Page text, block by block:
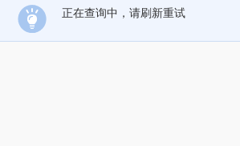
正在查询中，请刷新重试